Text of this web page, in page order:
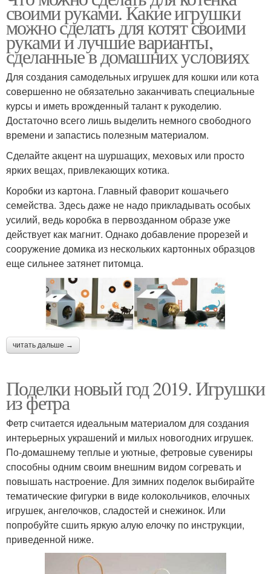
своими руками. Какие игрушки
можно сделать для котят своими
руками и лучшие варианты,
сделанные в домашних условиях
Для создания самодельных игрушек для кошки или кота
совершенно не обязательно заканчивать специальные
курсы и иметь врожденный талант к рукоделию.
Достаточно всего лишь выделить немного свободного
времени и запастись полезным материалом.
Сделайте акцент на шуршащих, меховых или просто
ярких вещах, привлекающих котика.
Коробки из картона. Главный фаворит кошачьего
семейства. Здесь даже не надо прикладывать особых
усилий, ведь коробка в первозданном образе уже
действует как магнит. Однако добавление прорезей и
сооружение домика из нескольких картонных образцов
еще сильнее затянет питомца.
читать дальше →
Поделки новый год 2019. Игрушки
из фетра
Фетр считается идеальным материалом для создания
интерьерных украшений и милых новогодних игрушек.
По-домашнему теплые и уютные, фетровые сувениры
способны одним своим внешним видом согревать и
повышать настроение. Для зимних поделок выбирайте
тематические фигурки в виде колокольчиков, елочных
игрушек, ангелочков, сладостей и снежинок. Или
попробуйте сшить яркую алую елочку по инструкции,
приведенной ниже.